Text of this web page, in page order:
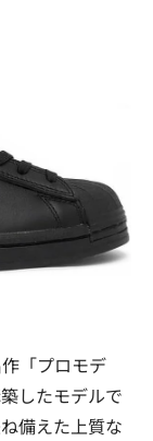
「プロモデ
したモデルで
備えた上質な